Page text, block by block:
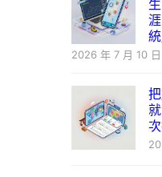
2026 年 7 月 10 日